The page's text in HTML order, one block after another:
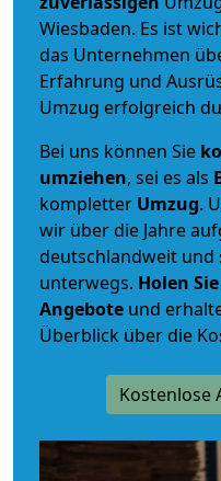
Wiesbaden. Es ist
das Unternehmen
Erfahrung und
Umzug erfolgreich
Bei uns können Sie
umziehen, sei es als
kompletter Umzug.
wir über die Jahre
deutschlandweit
unterwegs. Holen
Angebote und
Überblick über die
Kostenlose